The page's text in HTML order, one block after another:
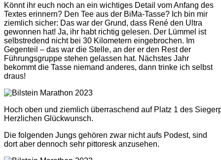
Könnt ihr euch noch an ein wichtiges Detail vom Anfang des
Textes erinnern? Den Tee aus der BiMa-Tasse? Ich bin mir
ziemlich sicher: Das war der Grund, dass René den Ultra
gewonnen hat! Ja, ihr habt richtig gelesen. Der Lümmel ist
selbstredend nicht bei 30 Kilometern eingebrochen. Im
Gegenteil – das war die Stelle, an der er den Rest der
Führungsgruppe stehen gelassen hat. Nächstes Jahr
bekommt die Tasse niemand anderes, dann trinke ich selbst
draus!
Hoch oben und ziemlich überraschend auf Platz 1 des
Herzlichen Glückwunsch.
Die folgenden Jungs gehören zwar nicht aufs Podest, sind
dort aber dennoch sehr pittoresk anzusehen.